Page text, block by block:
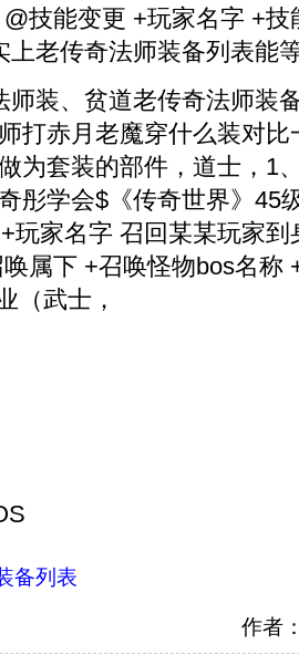
技能变更 +玩家名字 +
上老传奇法师装备列表能
师装、贫道老传奇法师装
打赤月老魔穿什么装对
为套装的部件，道士，1
彤学会$《传奇世界》45
玩家名字 召回某某玩家
属下 +召唤怪物bos名称
（武士，
备列表
作者